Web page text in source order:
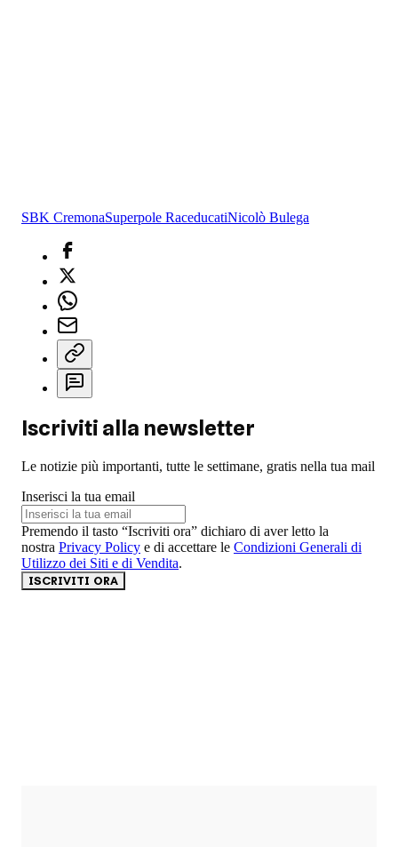
SBK CremonaSuperpole RaceducatiNicolò Bulega
Iscriviti alla newsletter
Le notizie più importanti, tutte le settimane, gratis nella tua mail
Inserisci la tua email
Premendo il tasto “Iscriviti ora” dichiaro di aver letto la
nostra Privacy Policy e di accettare le Condizioni Generali di
Utilizzo dei Siti e di Vendita.
ISCRIVITI ORA